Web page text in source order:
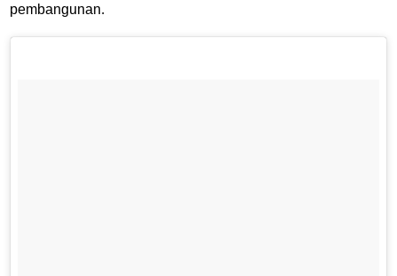
pembangunan.